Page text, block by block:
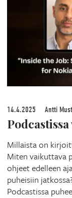
14.4.2025 Antti
Millaista on
Miten vaikuttava
ohjeet edelleen
puheisiin
Podcastissa